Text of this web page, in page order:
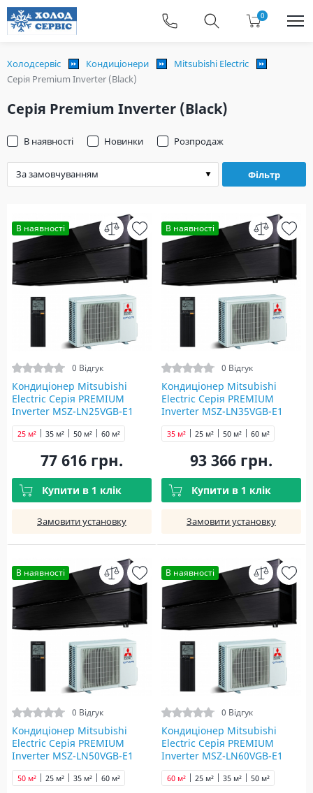
0
Холодсервіс Кондиціонери
Mitsubishi Electric
Серія Premium Inverter (Black)
Серія Premium Inverter (Black)
Фільтр
В наявності Новинки Розпродаж
В наявності
0 Відгук
Кондиціонер Mitsubishi
Electric Серія PREMIUM
Inverter MSZ-LN25VGB-E1
black
25 м² 35 м² 50 м² 60 м²
77 616 грн.
Купити в 1 клік
Замовити установку
В наявності
0 Відгук
Кондиціонер Mitsubishi
Electric Серія PREMIUM
Inverter MSZ-LN35VGB-E1
black
25 м²
35 м² 50 м² 60 м²
93 366 грн.
Купити в 1 клік
Замовити установку
В наявності
0 Відгук
Кондиціонер Mitsubishi
Electric Серія PREMIUM
Inverter MSZ-LN50VGB-E1
black
25 м² 35 м²
50 м² 60 м²
В наявності
0 Відгук
Кондиціонер Mitsubishi
Electric Серія PREMIUM
Inverter MSZ-LN60VGB-E1
black
25 м² 35 м² 50 м²
60 м²